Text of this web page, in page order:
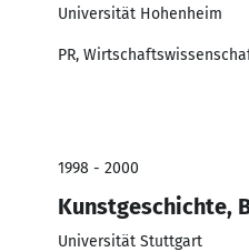
Universität Hohenheim
PR,
1998 - 2000
Kunstgeschichte,
Universität Stuttgart